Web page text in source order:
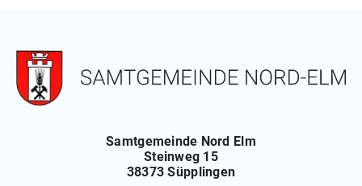
Samtgemeinde Nord Elm
Steinweg 15
38373 Süpplingen